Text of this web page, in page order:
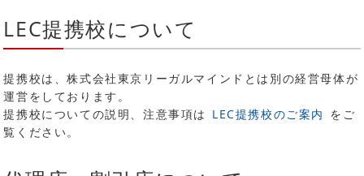
LEC提携校について
提携校は、株式会社東京リーガルマインドとは別の経営母体が
運営をしております。
提携校についての説明、注意事項は LEC提携校のご案内 をご
覧ください。